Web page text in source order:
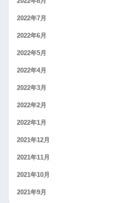
2022年7月
2022年6月
2022年5月
2022年4月
2022年3月
2022年2月
2022年1月
2021年12月
2021年11月
2021年10月
2021年9月